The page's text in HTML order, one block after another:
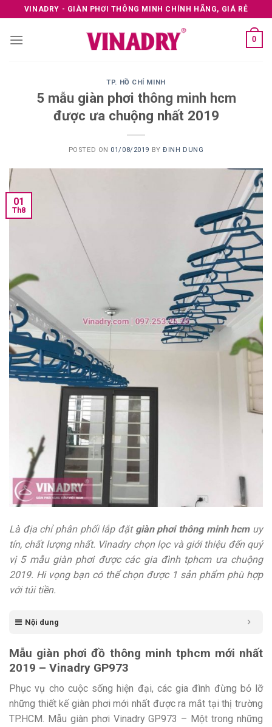
to
content
VINADRY - GIÀN PHƠI THÔNG MINH CHÍNH HÃNG, GIÁ RẺ
0
TP. HỒ CHÍ MINH
5 mẫu giàn phơi thông minh hcm
được ưa chuộng nhất 2019
POSTED ON 01/08/2019 BYĐINH DUNG
01
Th8
Là địa chỉ phân phối lắp đặt giàn phơi thông minh hcmuy
tín, chất lượng nhất. Vinadry chọn lọc và giới thiệu đến quý
vị 5 mẫu giàn phơi được các gia đình tphcm ưa chuộng
2019. Hi vọng bạn có thể chọn được 1 sản phẩm phù hợp
với túi tiền.
Nội dung
Mẫu giàn phơi đồ thông minh tphcm mới nhất
2019 – Vinadry GP973
Phục vụ cho cuộc sống hiện đại, các gia đình đừng bỏ lỡ
những thiết kế giàn phơi mới nhất được ra mắt tại thị trường
TP.HCM. Mẫu giàn phơi Vinadry GP973 – Một trong những